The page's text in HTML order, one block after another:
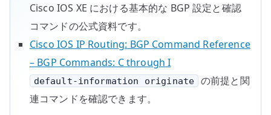
Cisco IOS XE における基本的な BGP 設定と確認
コマンドの公式資料です。
Cisco IOS IP Routing: BGP Command Reference
– BGP Commands: C through I
default-information originate
の前提と関
連コマンドを確認できます。